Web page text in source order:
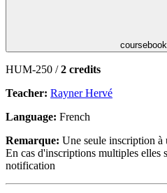
HUM-250 /2 credits
Teacher: Rayner Hervé
Language: French
Remarque: Une seule inscription
En cas d'inscriptions multiples elles
notification